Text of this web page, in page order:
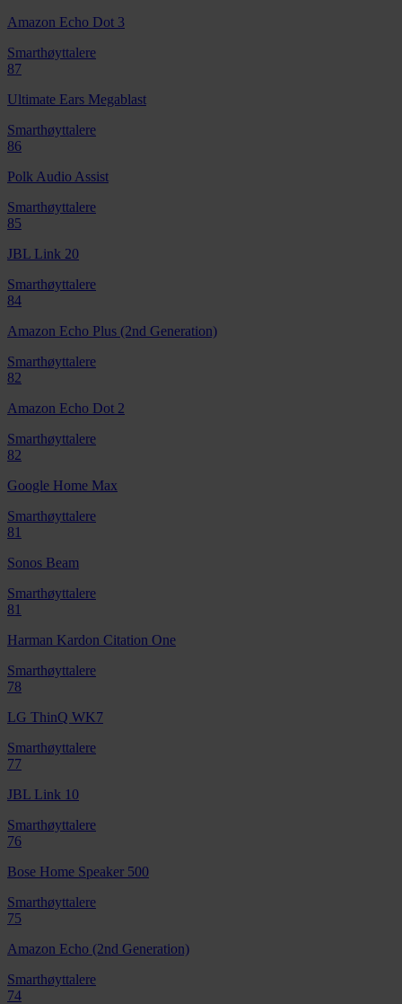
Amazon Echo Dot 3
Smarthøyttalere
87
Ultimate Ears Megablast
Smarthøyttalere
86
Polk Audio Assist
Smarthøyttalere
85
JBL Link 20
Smarthøyttalere
84
Amazon Echo Plus (2nd Generation)
Smarthøyttalere
82
Amazon Echo Dot 2
Smarthøyttalere
82
Google Home Max
Smarthøyttalere
81
Sonos Beam
Smarthøyttalere
81
Harman Kardon Citation One
Smarthøyttalere
78
LG ThinQ WK7
Smarthøyttalere
77
JBL Link 10
Smarthøyttalere
76
Bose Home Speaker 500
Smarthøyttalere
75
Amazon Echo (2nd Generation)
Smarthøyttalere
74